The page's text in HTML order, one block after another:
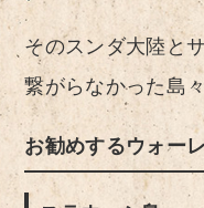
そのスンダ大陸と
繋がらなかった島
お勧めするウォー